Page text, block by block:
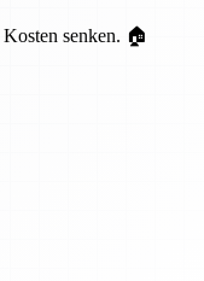
senken. 🏠